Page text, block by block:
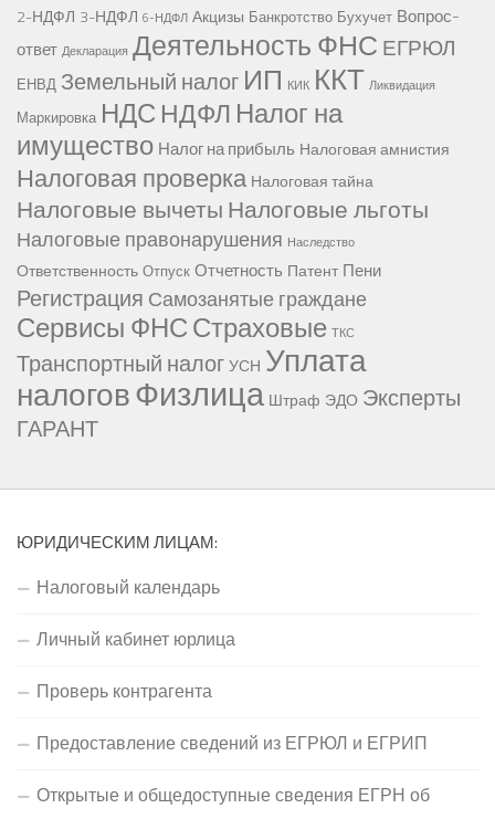
2-НДФЛ 3-НДФЛ 6-НДФЛ Акцизы Банкротство Бухучет Вопрос-
ответ Декларация Деятельность ФНС ЕГРЮЛ
ЕНВД Земельный налог ИП КИК ККТ Ликвидация
Маркировка НДС НДФЛ Налог на
имущество Налог на прибыль Налоговая амнистия
Налоговая проверка Налоговая тайна
Налоговые вычетыНалоговые льготы
Налоговые правонарушения Наследство
Ответственность Отпуск Отчетность Патент Пени
Регистрация Самозанятые граждане
Сервисы ФНССтраховые ТКС
Транспортный налогУСН Уплата
налоговФизлица Штраф ЭДО Эксперты
ГАРАНТ
ЮРИДИЧЕСКИМ ЛИЦАМ:
Налоговый календарь
Личный кабинет юрлица
Проверь контрагента
Предоставление сведений из ЕГРЮЛ и ЕГРИП
Открытые и общедоступные сведения ЕГРН об